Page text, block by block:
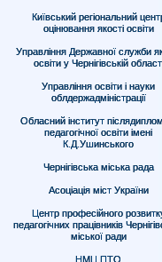
Київський регіональний
оцінювання якості освіти
Управління Державної служби
освіти у Чернігівській
Управління освіти і науки
облдержадміністрації
Обласний інститут
педагогічної освіти імені
К.Д.Ушинського
Чернігівська міська рада
Асоціація міст України
Центр професійного
педагогічних працівників
міської ради
НМЦ ПТО